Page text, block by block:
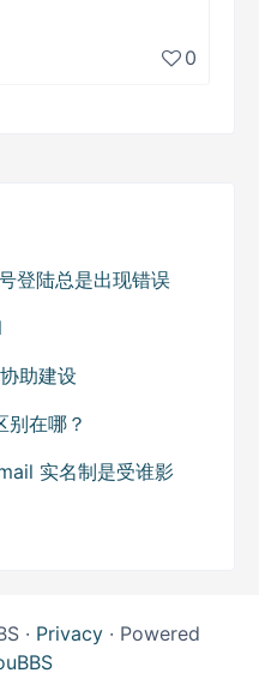
0
登陆总是出现错误
助建设
别在哪？
实名制是受谁影
· Privacy · Powered